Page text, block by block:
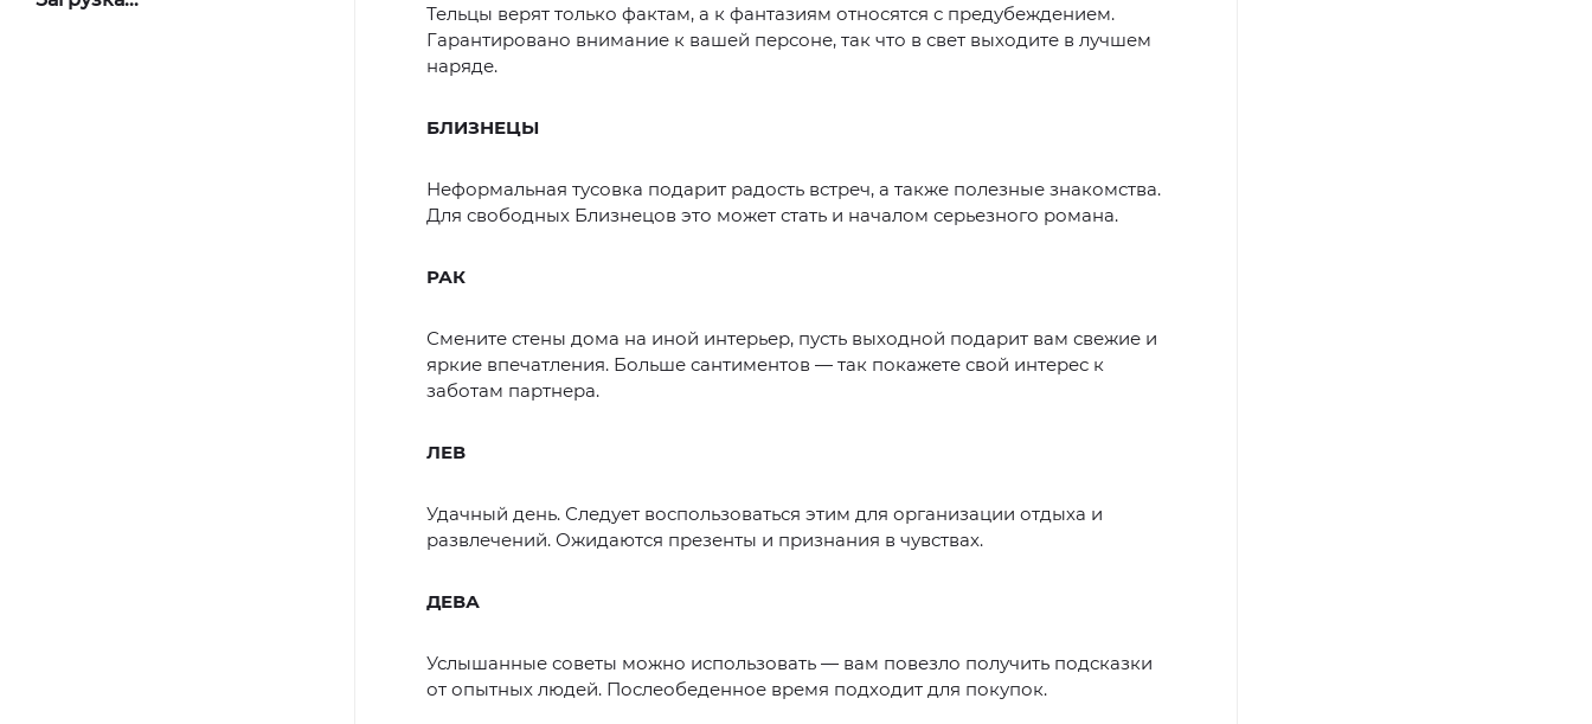
Тельцы верят только фактам, а к фантазиям относятся с предубеждением.
Гарантировано внимание к вашей персоне, так что в свет выходите в лучшем
наряде.
БЛИЗНЕЦЫ
Неформальная тусовка подарит радость встреч, а также полезные знакомства.
Для свободных Близнецов это может стать и началом серьезного романа.
РАК
Смените стены дома на иной интерьер, пусть выходной подарит вам свежие и
яркие впечатления. Больше сантиментов — так покажете свой интерес к
заботам партнера.
ЛЕВ
Удачный день. Следует воспользоваться этим для организации отдыха и
развлечений. Ожидаются презенты и признания в чувствах.
ДЕВА
Услышанные советы можно использовать — вам повезло получить подсказки
от опытных людей. Послеобеденное время подходит для покупок.